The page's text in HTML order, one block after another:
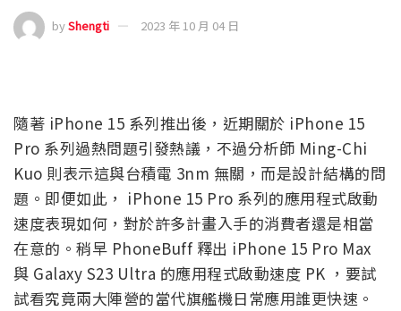
byShengti 2023 年 10 月 04 日
隨著 iPhone 15 系列推出後，近期關於 iPhone 15
Pro 系列過熱問題引發熱議，不過分析師 Ming-Chi
Kuo 則表示這與台積電 3nm 無關，而是設計結構的問
題。即便如此， iPhone 15 Pro 系列的應用程式啟動
速度表現如何，對於許多計畫入手的消費者還是相當
在意的。稍早 PhoneBuff 釋出 iPhone 15 Pro Max
與 Galaxy S23 Ultra 的應用程式啟動速度 PK ，要試
試看究竟兩大陣營的當代旗艦機日常應用誰更快速。